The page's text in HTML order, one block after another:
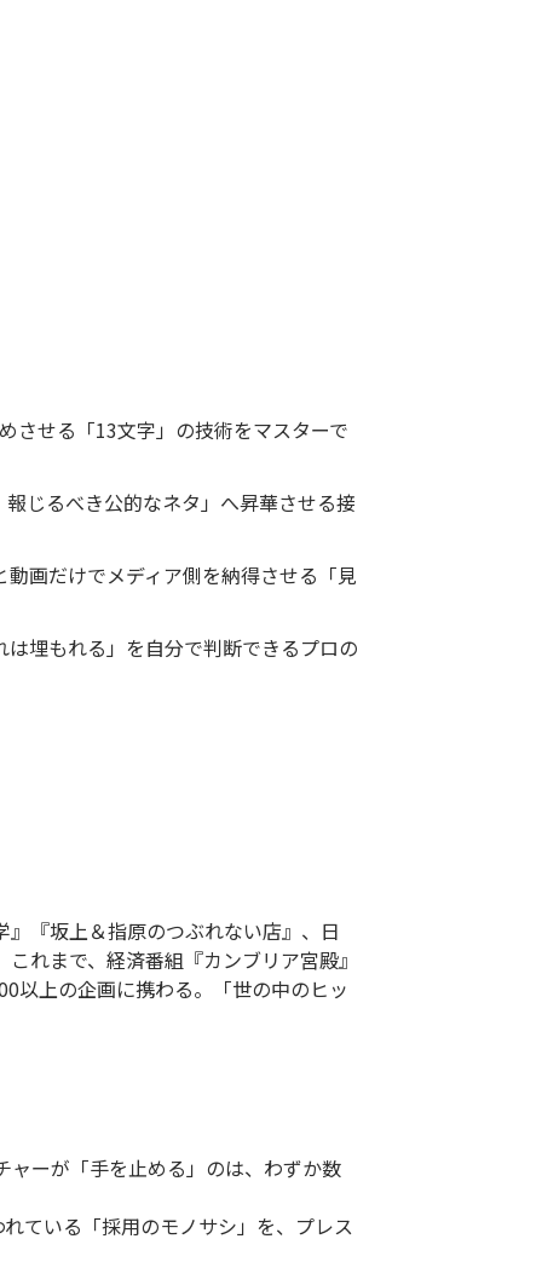
させる「13文字」の技術をマスターで
じるべき公的なネタ」へ昇華させる接
画だけでメディア側を納得させる「見
埋もれる」を自分で判断できるプロの
『坂上＆指原のつぶれない店』、日
れまで、経済番組『カンブリア宮殿』
以上の企画に携わる。「世の中のヒッ
ャーが「手を止める」のは、わずか数
ている「採用のモノサシ」を、プレス